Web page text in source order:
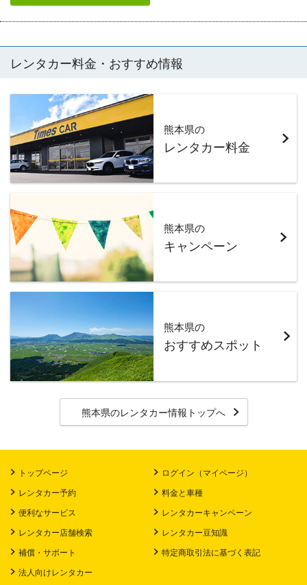
レンタカー料金・おすすめ情報
熊本県の
レンタカー料金
熊本県の
キャンペーン
熊本県の
おすすめスポット
熊本県のレンタカー情報トップへ
トップページ
ログイン（マイページ）
レンタカー予約
料金と車種
便利なサービス
レンタカーキャンペーン
レンタカー店舗検索
レンタカー豆知識
補償・サポート
特定商取引法に基づく表記
法人向けレンタカー